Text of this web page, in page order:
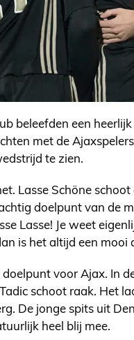
beleefden een
met de
te zien.
Lasse Schöne
doelpunt van de
Lasse! Je weet
is het altijd een mooi
voor Ajax. In
schoot raak. Het
De jonge spits uit
heel blij mee.